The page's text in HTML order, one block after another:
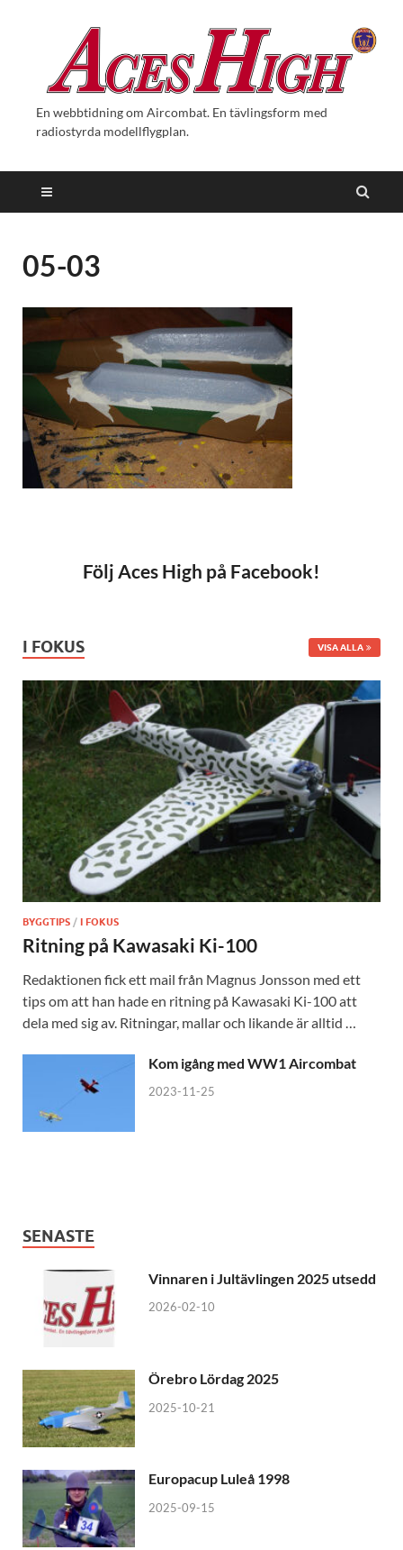
En webbtidning om Aircombat. En tävlingsform med
radiostyrda modellflygplan.
05-03
Följ Aces High på Facebook!
I FOKUS VISA ALLA
BYGGTIPS / I FOKUS
Ritning på Kawasaki Ki-100
Redaktionen fick ett mail från Magnus Jonsson med ett
tips om att han hade en ritning på Kawasaki Ki-100 att
dela med sig av. Ritningar, mallar och likande är alltid …
Kom igång med WW1 Aircombat
2023-11-25
SENASTE
Vinnaren i Jultävlingen 2025 utsedd
2026-02-10
Örebro Lördag 2025
2025-10-21
Europacup Luleå 1998
2025-09-15